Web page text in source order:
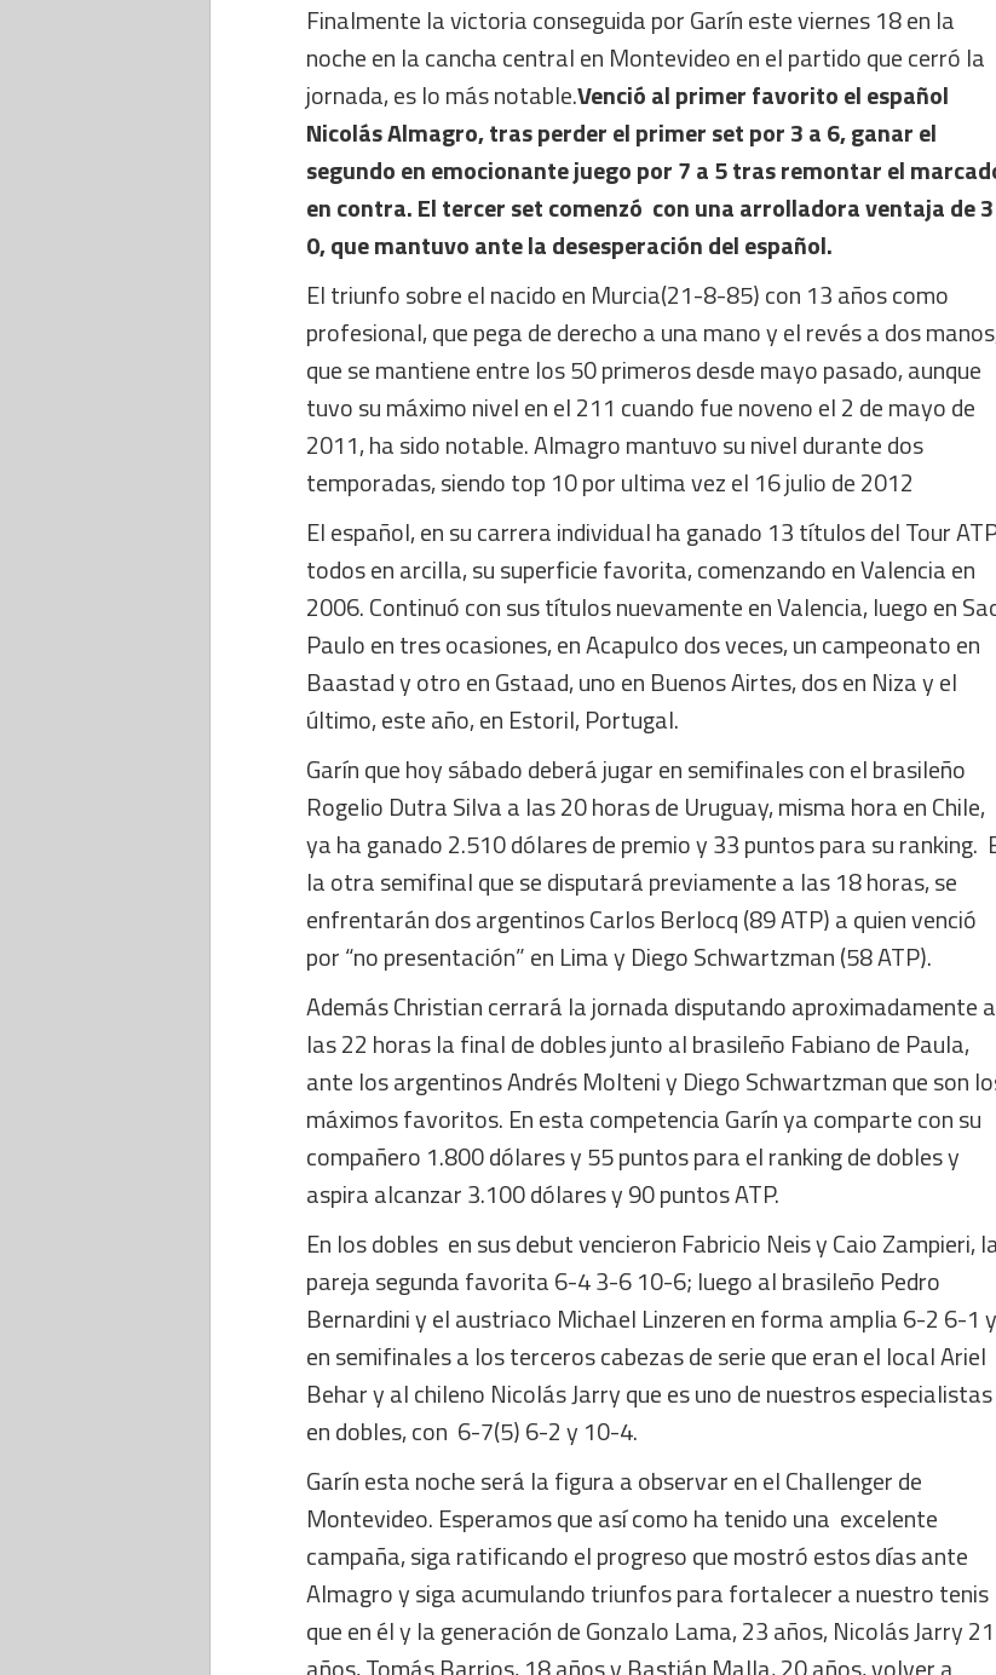
Finalmente la victoria conseguida por Garín este viernes 18 en la
noche en la cancha central en Montevideo en el partido que cerró la
jornada, es lo más notable.Venció al primer favorito el español
Nicolás Almagro, tras perder el primer set por 3 a 6, ganar el
segundo en emocionante juego por 7 a 5 tras remontar el
en contra. El tercer set comenzó con una arrolladora ventaja de
0, que mantuvo ante la desesperación del español.
El triunfo sobre el nacido en Murcia(21-8-85) con 13 años como
profesional, que pega de derecho a una mano y el revés a dos
que se mantiene entre los 50 primeros desde mayo pasado, aunque
tuvo su máximo nivel en el 211 cuando fue noveno el 2 de mayo de
2011, ha sido notable. Almagro mantuvo su nivel durante dos
temporadas, siendo top 10 por ultima vez el 16 julio de 2012
El español, en su carrera individual ha ganado 13 títulos del Tour
todos en arcilla, su superficie favorita, comenzando en Valencia en
2006. Continuó con sus títulos nuevamente en Valencia, luego en
Paulo en tres ocasiones, en Acapulco dos veces, un campeonato en
Baastad y otro en Gstaad, uno en Buenos Airtes, dos en Niza y el
último, este año, en Estoril, Portugal.
Garín que hoy sábado deberá jugar en semifinales con el brasileño
Rogelio Dutra Silva a las 20 horas de Uruguay, misma hora en Chile,
ya ha ganado 2.510 dólares de premio y 33 puntos para su ranking.
la otra semifinal que se disputará previamente a las 18 horas, se
enfrentarán dos argentinos Carlos Berlocq (89 ATP) a quien venció
por “no presentación” en Lima y Diego Schwartzman (58 ATP).
Además Christian cerrará la jornada disputando aproximadamente a
las 22 horas la final de dobles junto al brasileño Fabiano de Paula,
ante los argentinos Andrés Molteni y Diego Schwartzman que son
máximos favoritos. En esta competencia Garín ya comparte con su
compañero 1.800 dólares y 55 puntos para el ranking de dobles y
aspira alcanzar 3.100 dólares y 90 puntos ATP.
En los dobles en sus debut vencieron Fabricio Neis y Caio Zampieri,
pareja segunda favorita 6-4 3-6 10-6; luego al brasileño Pedro
Bernardini y el austriaco Michael Linzeren en forma amplia 6-2 6-1 y
en semifinales a los terceros cabezas de serie que eran el local Ariel
Behar y al chileno Nicolás Jarry que es uno de nuestros especialistas
en dobles, con 6-7(5) 6-2 y 10-4.
Garín esta noche será la figura a observar en el Challenger de
Montevideo. Esperamos que así como ha tenido una excelente
campaña, siga ratificando el progreso que mostró estos días ante
Almagro y siga acumulando triunfos para fortalecer a nuestro tenis
que en él y la generación de Gonzalo Lama, 23 años, Nicolás Jarry 21